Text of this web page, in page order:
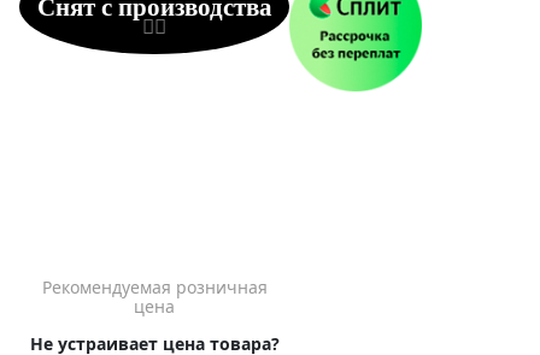
Снят с производства
Рекомендуемая розничная
цена
Не устраивает цена товара?